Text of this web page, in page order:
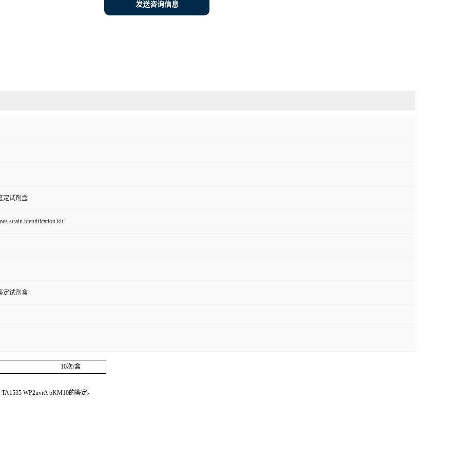
发送咨询信息
定试剂盒
strain identification kit
定试剂盒
10次/盒
WP2uvrA pKM10的鉴定。